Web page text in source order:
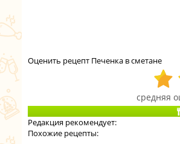
Оценить рецепт Печенка в сметане
Редакция рекомендует:
Похожие рецепты: